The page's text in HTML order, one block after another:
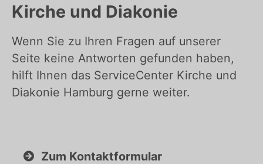
Kirche und Diakonie
Wenn Sie zu Ihren Fragen auf unserer
Seite keine Antworten gefunden haben,
hilft Ihnen das ServiceCenter Kirche und
Diakonie Hamburg gerne weiter.
Zum Kontaktformular